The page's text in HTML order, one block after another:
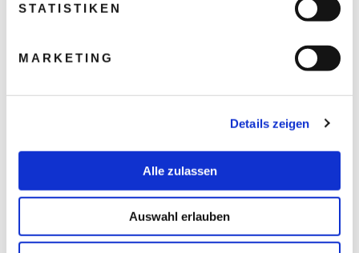
STATISTIKEN
MARKETING
Details zeigen
Alle zulassen
Auswahl erlauben